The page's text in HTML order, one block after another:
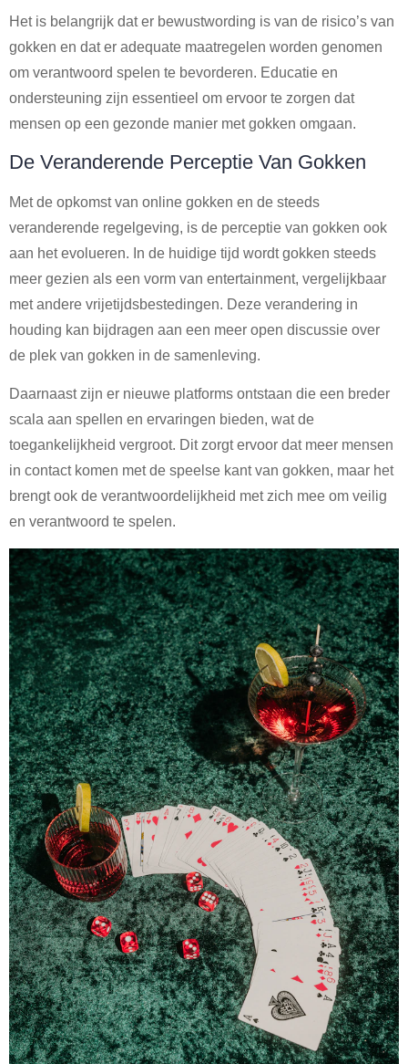
Het is belangrijk dat er bewustwording is van de risico’s van
gokken en dat er adequate maatregelen worden genomen
om verantwoord spelen te bevorderen. Educatie en
ondersteuning zijn essentieel om ervoor te zorgen dat
mensen op een gezonde manier met gokken omgaan.
De Veranderende Perceptie Van Gokken
Met de opkomst van online gokken en de steeds
veranderende regelgeving, is de perceptie van gokken ook
aan het evolueren. In de huidige tijd wordt gokken steeds
meer gezien als een vorm van entertainment, vergelijkbaar
met andere vrijetijdsbestedingen. Deze verandering in
houding kan bijdragen aan een meer open discussie over
de plek van gokken in de samenleving.
Daarnaast zijn er nieuwe platforms ontstaan die een breder
scala aan spellen en ervaringen bieden, wat de
toegankelijkheid vergroot. Dit zorgt ervoor dat meer mensen
in contact komen met de speelse kant van gokken, maar het
brengt ook de verantwoordelijkheid met zich mee om veilig
en verantwoord te spelen.